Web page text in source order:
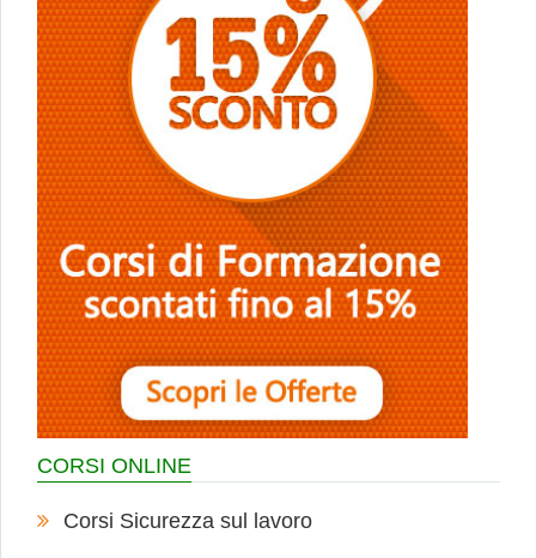
CORSI ONLINE
Corsi Sicurezza sul lavoro